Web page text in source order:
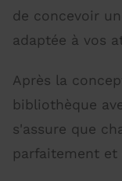
de concevoir
adaptée à vos
Après la
bibliothèque
s'assure que
parfaitement